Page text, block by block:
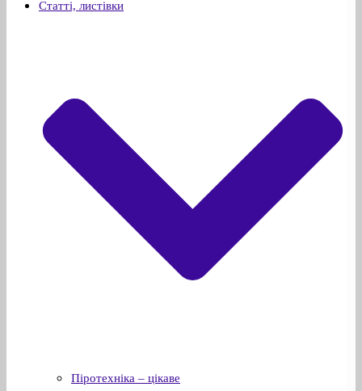
Статті, листівки
Піротехніка – цікаве